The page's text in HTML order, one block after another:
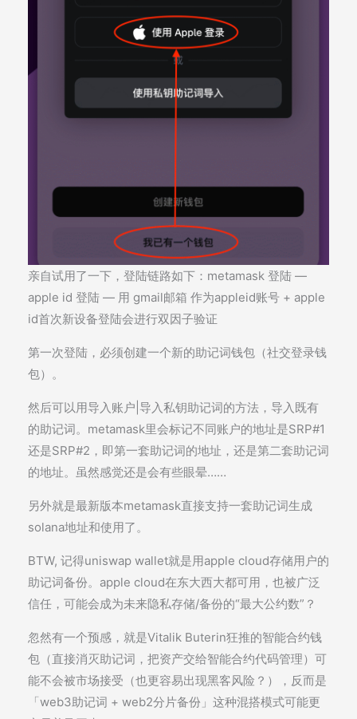
亲自试用了一下，登陆链路如下：metamask 登陆 —
apple id 登陆 — 用 gmail邮箱 作为appleid账号 + apple
id首次新设备登陆会进行双因子验证
第一次登陆，必须创建一个新的助记词钱包（社交登录钱
包）。
然后可以用导入账户|导入私钥助记词的方法，导入既有
的助记词。metamask里会标记不同账户的地址是SRP#1
还是SRP#2，即第一套助记词的地址，还是第二套助记词
的地址。虽然感觉还是会有些眼晕……
另外就是最新版本metamask直接支持一套助记词生成
solana地址和使用了。
BTW, 记得uniswap wallet就是用apple cloud存储用户的
助记词备份。apple cloud在东大西大都可用，也被广泛
信任，可能会成为未来隐私存储/备份的“最大公约数”？
忽然有一个预感，就是Vitalik Buterin狂推的智能合约钱
包（直接消灭助记词，把资产交给智能合约代码管理）可
能不会被市场接受（也更容易出现黑客风险？），反而是
「web3助记词 + web2分片备份」这种混搭模式可能更